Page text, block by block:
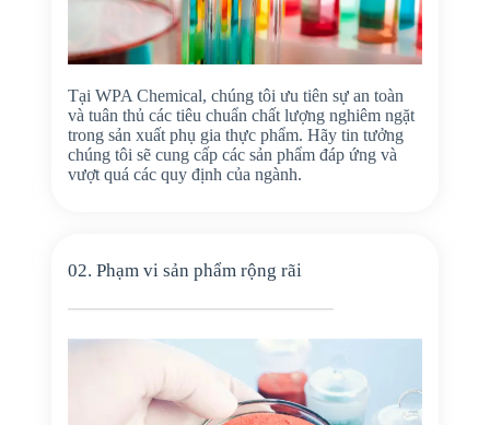
Tại WPA Chemical, chúng tôi ưu tiên sự an toàn
và tuân thủ các tiêu chuẩn chất lượng nghiêm ngặt
trong sản xuất phụ gia thực phẩm. Hãy tin tưởng
chúng tôi sẽ cung cấp các sản phẩm đáp ứng và
vượt quá các quy định của ngành.
02. Phạm vi sản phẩm rộng rãi